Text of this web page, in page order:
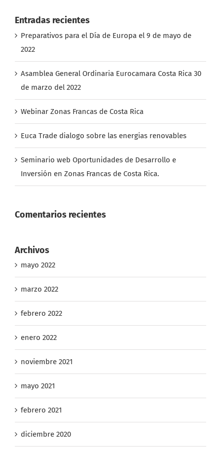
Entradas recientes
Preparativos para el Día de Europa el 9 de mayo de
2022
Asamblea General Ordinaria Eurocamara Costa Rica 30
de marzo del 2022
Webinar Zonas Francas de Costa Rica
Euca Trade dialogo sobre las energias renovables
Seminario web Oportunidades de Desarrollo e
Inversión en Zonas Francas de Costa Rica.
Comentarios recientes
Archivos
mayo 2022
marzo 2022
febrero 2022
enero 2022
noviembre 2021
mayo 2021
febrero 2021
diciembre 2020